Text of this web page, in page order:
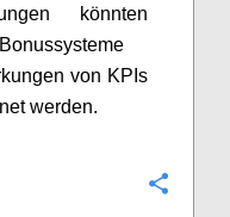
könnten
von KPIs
werden.